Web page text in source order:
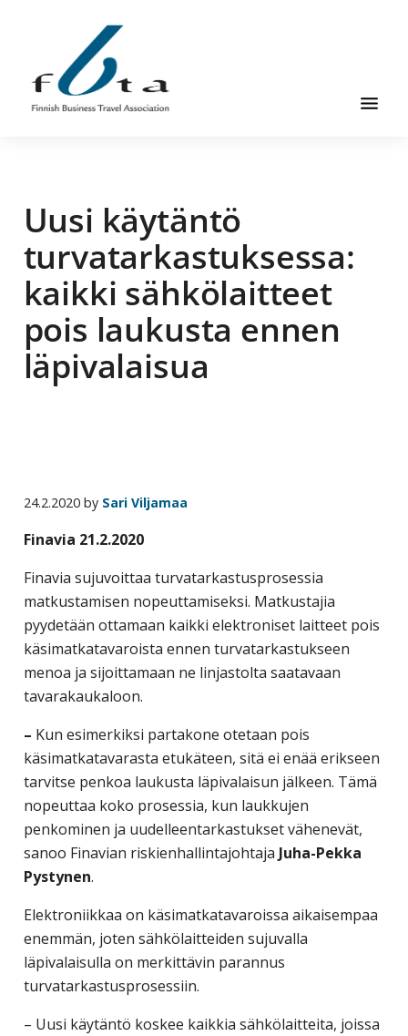
main
content
primary
sidebar
footer
the
Finnish
Business
Travel
Association
is
an
organization
and
with
the
mission
to
enhance
the
understanding,
and
skills
required
in
corporate
travel
and
management
as
well
as
procurement.
Uusi käytäntö
turvatarkastuksessa:
kaikki sähkölaitteet
pois laukusta ennen
läpivalaisua
24.2.2020by Sari Viljamaa
Finavia 21.2.2020
Finavia sujuvoittaa turvatarkastusprosessia
matkustamisen nopeuttamiseksi. Matkustajia
pyydetään ottamaan kaikki elektroniset laitteet pois
käsimatkatavaroista ennen turvatarkastukseen
menoa ja sijoittamaan ne linjastolta saatavaan
tavarakaukaloon.
– Kun esimerkiksi partakone otetaan pois
käsimatkatavarasta etukäteen, sitä ei enää erikseen
tarvitse penkoa laukusta läpivalaisun jälkeen. Tämä
nopeuttaa koko prosessia, kun laukkujen
penkominen ja uudelleentarkastukset vähenevät,
sanoo Finavian riskienhallintajohtaja Juha-Pekka
Pystynen.
Elektroniikkaa on käsimatkatavaroissa aikaisempaa
enemmän, joten sähkölaitteiden sujuvalla
läpivalaisulla on merkittävin parannus
turvatarkastusprosessiin.
– Uusi käytäntö koskee kaikkia sähkölaitteita, joissa